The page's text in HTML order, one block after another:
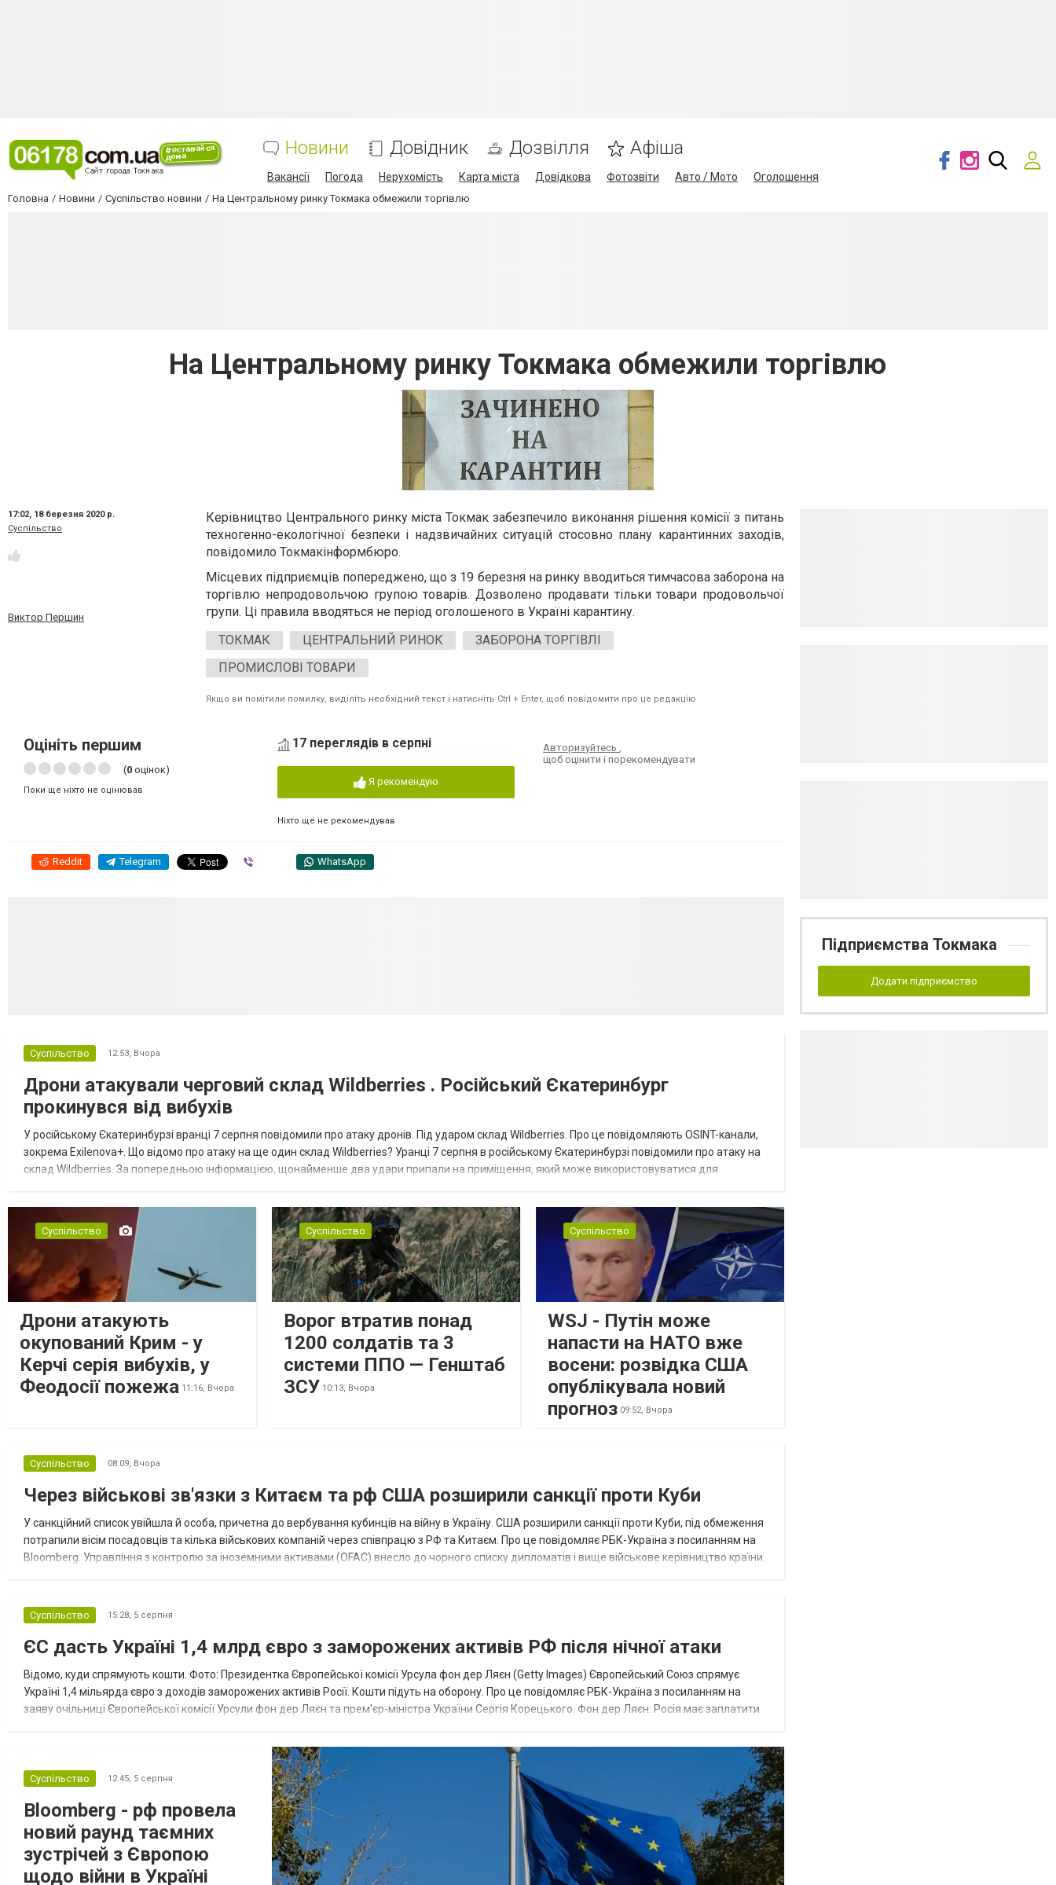
Новини Довідник Дозвілля Афіша
Вакансії Погода Нерухомість Карта міста Довідкова Фотозвіти Авто / Мото Оголошення
Головна Новини Суспільство новини На Центральному ринку Токмака обмежили торгівлю
На Центральному ринку Токмака обмежили торгівлю
17:02, 18 березня 2020 р.
Суспільство
Виктор Першин
Керівництво Центрального ринку міста Токмак забезпечило виконання рішення комісії з питань
техногенно-екологічної безпеки і надзвичайних ситуацій стосовно плану карантинних заходів,
повідомило Токмакінформбюро.
Місцевих підприємців попереджено, що з 19 березня на ринку вводиться тимчасова заборона на
торгівлю непродовольчою групою товарів. Дозволено продавати тільки товари продовольчої
групи. Ці правила вводяться не період оголошеного в Україні карантину.
ТОКМАК
ЦЕНТРАЛЬНИЙ РИНОК
ЗАБОРОНА ТОРГІВЛІ
ПРОМИСЛОВІ ТОВАРИ
Якщо ви помітили помилку, виділіть необхідний текст і натисніть Ctrl + Enter, щоб повідомити про це редакцію
Оцініть першим
(0 оцінок)
Поки ще ніхто не оцінював
17 переглядів в серпні
Я рекомендую
Ніхто ще не рекомендував
Авторизуйтесь,
щоб оцінити і порекомендувати
Reddit Telegram WhatsApp
Суспільство 12:53, Вчора
Дрони атакували черговий склад Wildberries . Російський Єкатеринбург
прокинувся від вибухів
У російському Єкатеринбурзі вранці 7 серпня повідомили про атаку дронів. Під ударом склад Wildberries. Про це повідомляють OSINT-канали,
зокрема Exilenova+. Що відомо про атаку на ще один склад Wildberries? Уранці 7 серпня в російському Єкатеринбурзі повідомили про атаку на
склад Wildberries. За попередньою інформацією, щонайменше два удари припали на приміщення, який може використовуватися для
Суспільство
Дрони атакують
окупований Крим - у
Керчі серія вибухів, у
Феодосії пожежа 11:16, Вчора
Суспільство
Ворог втратив понад
1200 солдатів та 3
системи ППО — Генштаб
ЗСУ 10:13, Вчора
Суспільство
WSJ - Путін може
напасти на НАТО вже
восени: розвідка США
опублікувала новий
прогноз 09:52, Вчора
Суспільство 08:09, Вчора
Через військові зв'язки з Китаєм та рф США розширили санкції проти Куби
У санкційний список увійшла й особа, причетна до вербування кубинців на війну в Україну. США розширили санкції проти Куби, під обмеження
потрапили вісім посадовців та кілька військових компаній через співпрацю з РФ та Китаєм. Про це повідомляє РБК-Україна з посиланням на
Bloomberg. Управління з контролю за іноземними активами (OFAC) внесло до чорного списку дипломатів і вище військове керівництво країни.
Суспільство 15:28, 5 серпня
ЄС дасть Україні 1,4 млрд євро з заморожених активів РФ після нічної атаки
Відомо, куди спрямують кошти. Фото: Президентка Європейської комісії Урсула фон дер Ляєн (Getty Images) Європейський Союз спрямує
Україні 1,4 мільярда євро з доходів заморожених активів Росії. Кошти підуть на оборону. Про це повідомляє РБК-Україна з посиланням на
заяву очільниці Європейської комісії Урсули фон дер Ляєн та прем'єр-міністра України Сергія Корецького. Фон дер Ляєн: Росія має заплатити
Суспільство 12:45, 5 серпня
Bloomberg - рф провела
новий раунд таємних
зустрічей з Європою
щодо війни в Україні
Підприємства Токмака
Додати підприємство